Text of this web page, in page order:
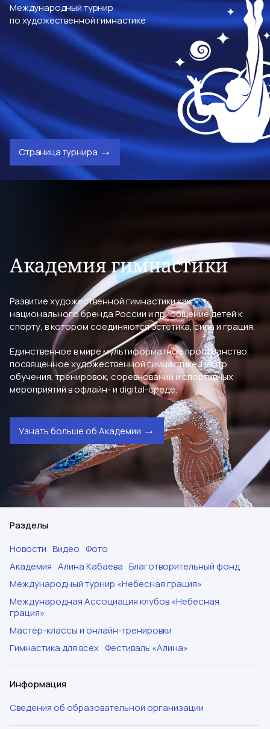
Международный турнир
по художественной гимнастике
Страница турнира
Академия гимнастики
Развитие художественной гимнастики как
национального бренда России и приобщение детей к
спорту, в котором соединяются эстетика, сила и грация.
Единственное в мире мультиформатное пространство,
посвященное художественной гимнастике. Центр
обучения, тренировок, соревнований и спортивных
мероприятий в офлайн- и digital-среде.
Узнать больше об Академии
Разделы
Новости Видео Фото
Академия Алина Кабаева Благотворительный фонд
Международный турнир «Небесная грация»
Международная Ассоциация клубов «Небесная
грация»
Мастер-классы и онлайн-тренировки
Гимнастика для всех Фестиваль «Алина»
Информация
Сведения об образовательной организации